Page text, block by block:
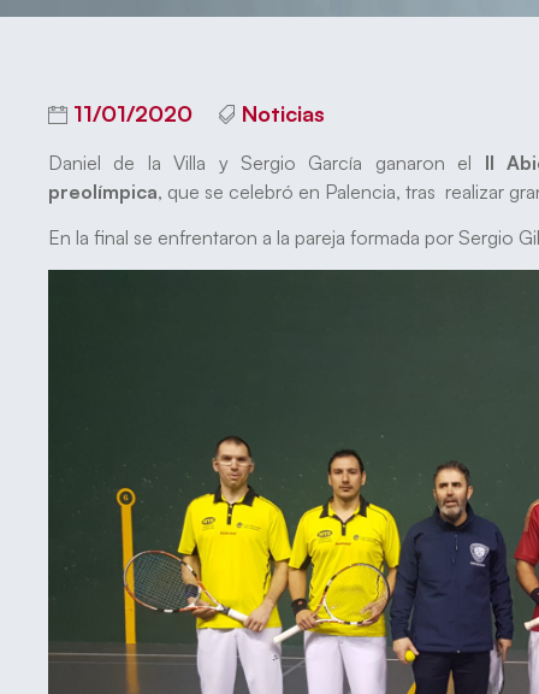
11/01/2020 Noticias
Daniel de la Villa y Sergio García ganaron el II
preolímpica, que se celebró en Palencia, tras realizar
En la final se enfrentaron a la pareja formada por Sergio